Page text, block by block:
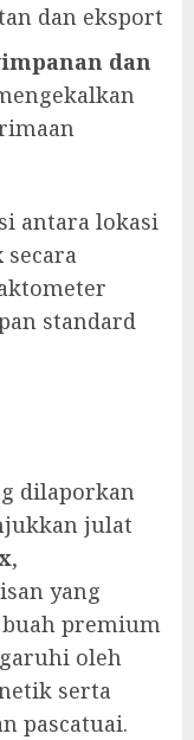
dan eksport
dan
antara lokasi
secara
standard
dilaporkan
julat
,
yang
premium
oleh
serta
pascatuai.